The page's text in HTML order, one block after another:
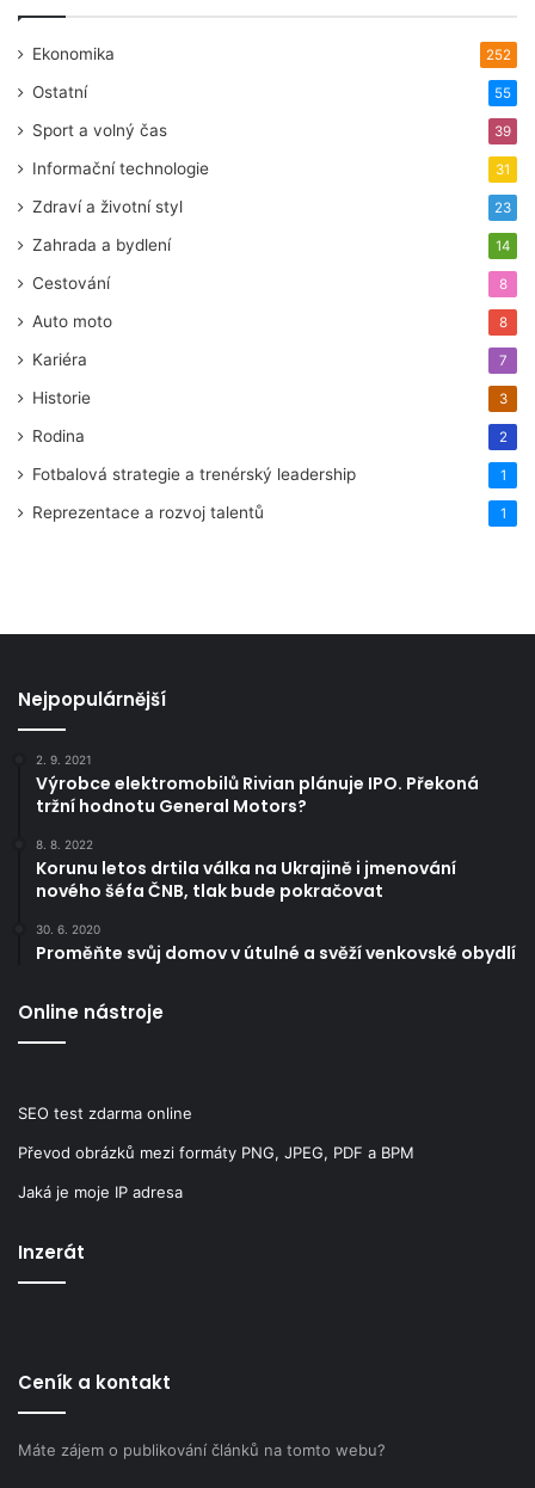
Ekonomika 252
Ostatní 55
Sport a volný čas 39
Informační technologie 31
Zdraví a životní styl 23
Zahrada a bydlení 14
Cestování 8
Auto moto 8
Kariéra 7
Historie 3
Rodina 2
Fotbalová strategie a trenérský leadership 1
Reprezentace a rozvoj talentů 1
Nejpopulárnější
2. 9. 2021
Výrobce elektromobilů Rivian plánuje IPO. Překoná
tržní hodnotu General Motors?
8. 8. 2022
Korunu letos drtila válka na Ukrajině i jmenování
nového šéfa ČNB, tlak bude pokračovat
30. 6. 2020
Proměňte svůj domov v útulné a svěží venkovské obydlí
Online nástroje
SEO test zdarma online
Převod obrázků mezi formáty PNG, JPEG, PDF a BPM
Jaká je moje IP adresa
Inzerát
Ceník a kontakt
Máte zájem o publikování článků na tomto webu?